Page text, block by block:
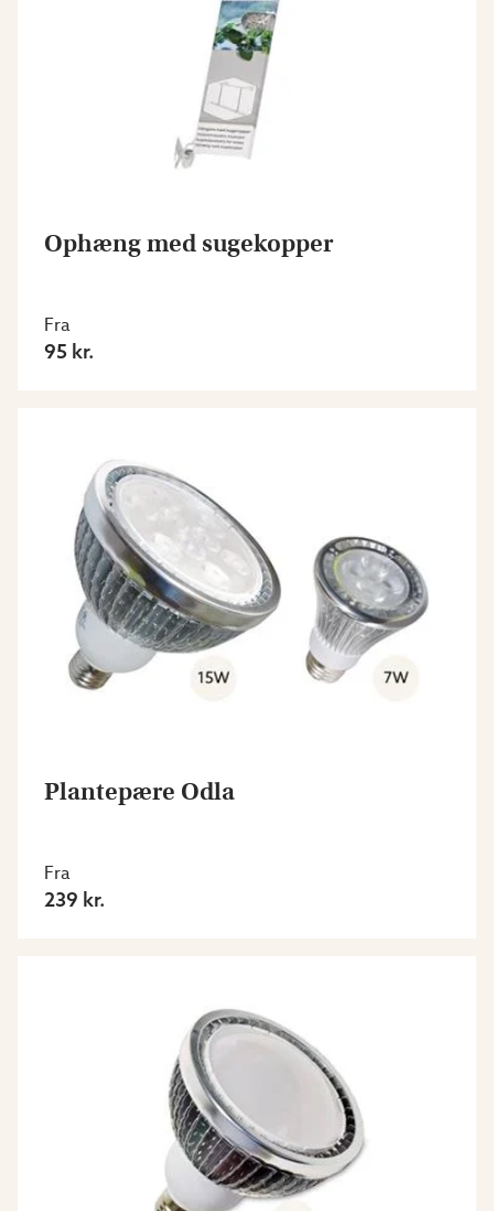
Ophæng med sugekopper
Fra
95 kr.
Plantepære Odla
Fra
239 kr.